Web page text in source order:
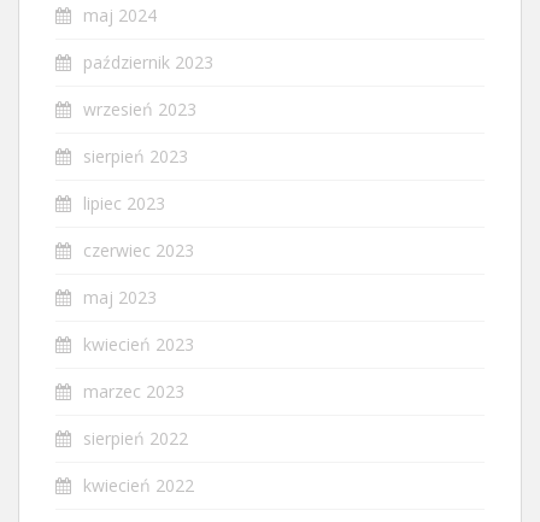
maj 2024
październik 2023
wrzesień 2023
sierpień 2023
lipiec 2023
czerwiec 2023
maj 2023
kwiecień 2023
marzec 2023
sierpień 2022
kwiecień 2022